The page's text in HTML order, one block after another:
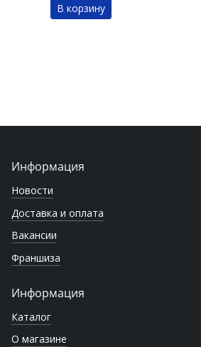
В корзину
Информация
Новости
Доставка и оплата
Вакансии
Франшиза
Информация
Каталог
О магазине